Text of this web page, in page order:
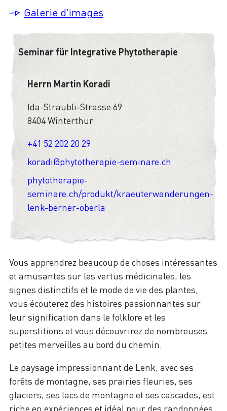
Vous apprendrez beaucoup de choses intéressantes
et amusantes sur les vertus médicinales, les
signes distinctifs et le mode de vie des plantes,
vous écouterez des histoires passionnantes sur
leur signification dans le folklore et les
superstitions et vous découvrirez de nombreuses
petites merveilles au bord du chemin.
Le paysage impressionnant de Lenk, avec ses
forêts de montagne, ses prairies fleuries, ses
glaciers, ses lacs de montagne et ses cascades, est
riche en expériences et idéal pour des randonnées
Galerie d'images
Seminar für Integrative Phytotherapie
Herrn Martin Koradi
Ida-Sträubli-Strasse 69
8404 Winterthur
+41 52 202 20 29
koradi@phytotherapie-seminare.ch
phytotherapie-
seminare.ch/produkt/kraeuterwanderungen-
lenk-berner-oberla